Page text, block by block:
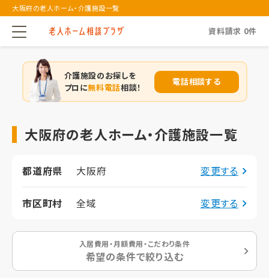
大阪府の老人ホーム・介護施設一覧
資料請求 0件
介護施設のお探しを
プロに無料電話相談！
電話相談する
大阪府の老人ホーム・介護施設一覧
都道府県 大阪府 変更する
市区町村 全域 変更する
入居費用・月額費用・こだわり条件
希望の条件で絞り込む